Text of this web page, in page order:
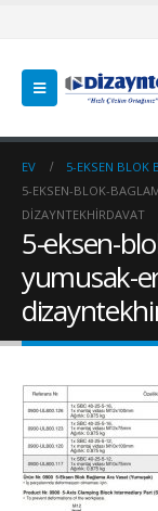
EV
5-EKSEN BLOK
5-EKSEN-BLOK-
DIZAYNTEKHIRDAVAT
5-eksen-
yumusak-